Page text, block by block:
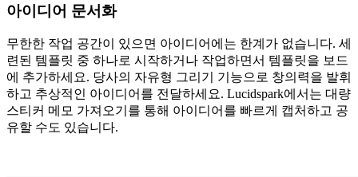
아이디어 문서화
무한한 작업 공간이 있으면 아이디어에는 한계가 없습니다. 세
련된 템플릿 중 하나로 시작하거나 작업하면서 템플릿을 보드
에 추가하세요. 당사의 자유형 그리기 기능으로 창의력을 발휘
하고 추상적인 아이디어를 전달하세요. Lucidspark에서는 대량
스티커 메모 가져오기를 통해 아이디어를 빠르게 캡처하고 공
유할 수도 있습니다.